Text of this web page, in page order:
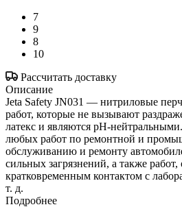
7
9
8
10
Рассчитать доставку
Описание
Jeta Safety JN031 — нитриловые
работ, которые не вызывают
латекс и являются pH-
любых работ по ремонтной и
обслуживанию и ремонту
сильных загрязнений, а также
кратковременным контактом с
т. д.
Подробнее